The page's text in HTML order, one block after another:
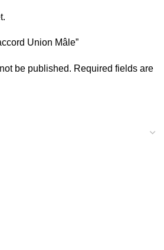
Union Mâle”
be published. Required fields are